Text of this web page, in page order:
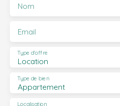
Nom
Email
Location
Type d'offre
Appartement
Type de bien
Localisation